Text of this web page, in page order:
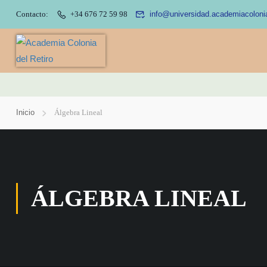
Contacto: +34 676 72 59 98
Inicio Álgebra Lineal
ÁLGEBRA LINEAL